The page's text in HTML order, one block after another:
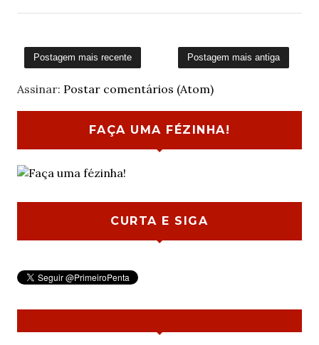
Postagem mais recente Postagem mais antiga
Assinar: Postar comentários (Atom)
FAÇA UMA FÉZINHA!
CURTA E SIGA